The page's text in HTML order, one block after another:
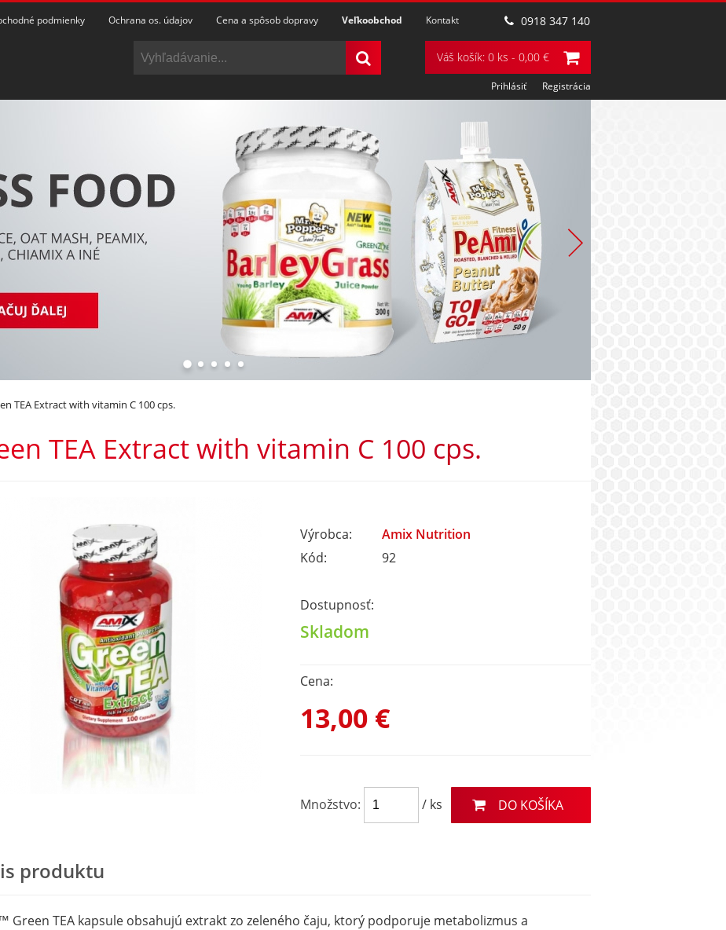
podmienky Ochrana os. údajov Cena a spôsob dopravy Veľkoobchod Kontakt 0918 347 140
Váš košík: 0 ks - 0,00 €
Prihlásiť Registrácia
TEA Extract with vitamin C 100 cps.
TEA Extract with vitamin C 100 cps.
Výrobca:
Amix Nutrition
Kód:
92
Dostupnosť:
Skladom
Cena:
13,00 €
Množstvo: / ks DO KOŠÍKA
produktu
Green TEA kapsule obsahujú extrakt zo zeleného čaju, ktorý podporuje metabolizmus a